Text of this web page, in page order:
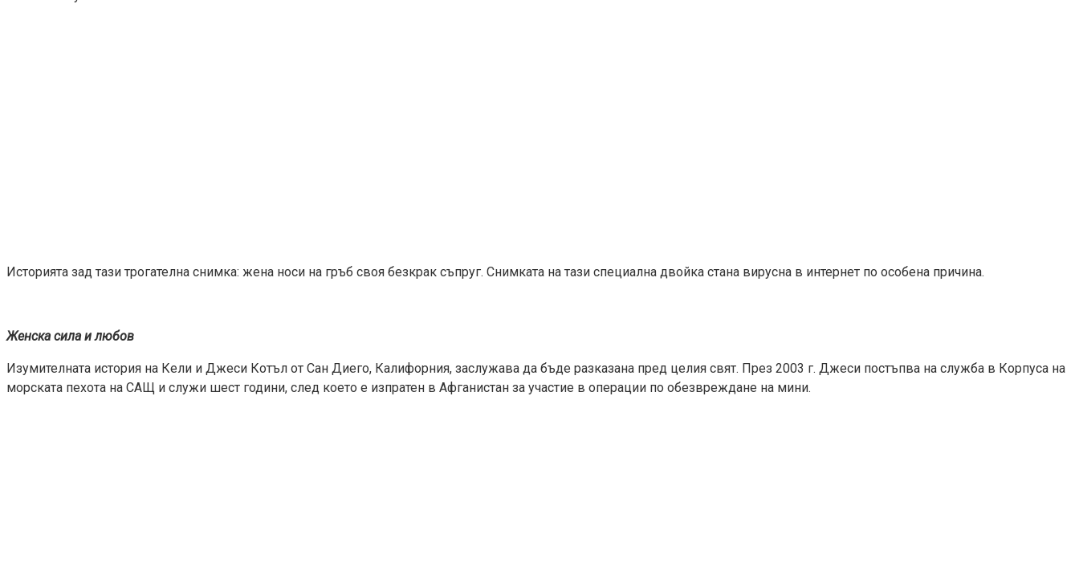
Историята зад тази трогателна снимка: жена носи на гръб своя безкрак съпруг. Снимката на тази специална двойка стана вирусна в интернет по особена причина.
Женска сила и любов
Изумителната история на Кели и Джеси Котъл от Сан Диего, Калифорния, заслужава да бъде разказана пред целия свят. През 2003 г. Джеси постъпва на служба в Корпуса на
морската пехота на САЩ и служи шест години, след което е изпратен в Афганистан за участие в операции по обезвреждане на мини.